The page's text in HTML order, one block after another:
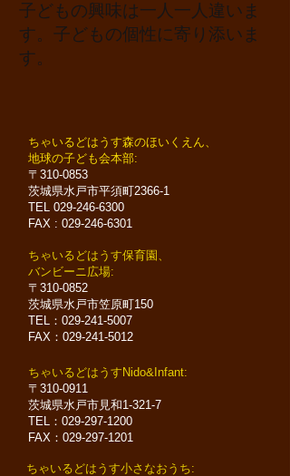
子どもの興味は一人一人違いま
す。子どもの個性に寄り添いま
す。
​ちゃいるどはうす森のほいくえん、
地球の子ども会本部:
〒310-0853
茨城県水戸市平須町2366-1
TEL 029-246-6300
FAX : 029-246-6301
​ちゃいるどはうす保育園、
バンビーニ広場:
〒310-0852
茨城県水戸市笠原町150
TEL：029-241-5007
FAX：029-241-5012
​ちゃいるどはうすNido&Infant:
〒310-0911
茨城県水戸市見和1-321-7
TEL：029-297-1200
FAX：029-297-1201
​ちゃいるどはうす小さなおうち: